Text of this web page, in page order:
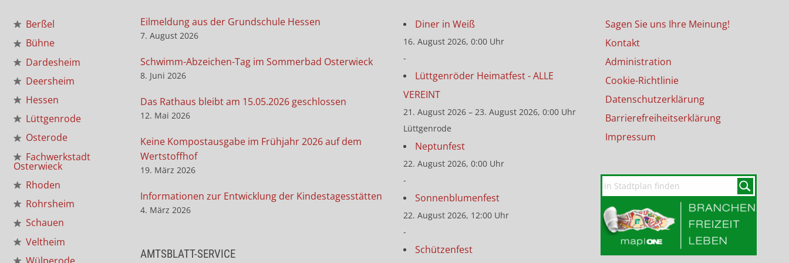
Berßel
Bühne
Dardesheim
Deersheim
Hessen
Lüttgenrode
Osterode
Fachwerkstadt
Osterwieck
Rhoden
Rohrsheim
Schauen
Veltheim
Eilmeldung aus der Grundschule Hessen
7. August 2026
Schwimm-Abzeichen-Tag im Sommerbad Osterwieck
8. Juni 2026
Das Rathaus bleibt am 15.05.2026 geschlossen
12. Mai 2026
Keine Kompostausgabe im Frühjahr 2026 auf dem
Wertstoffhof
19. März 2026
Informationen zur Entwicklung der Kindestagesstätten
4. März 2026
AMTSBLATT-SERVICE
Diner in Weiß
16. August 2026, 0:00 Uhr
-
Lüttgenröder Heimatfest - ALLE
VEREINT
21. August 2026 – 23. August 2026, 0:00 Uhr
Lüttgenrode
Neptunfest
22. August 2026, 0:00 Uhr
-
Sonnenblumenfest
22. August 2026, 12:00 Uhr
-
Schützenfest
Sagen Sie uns Ihre Meinung!
Kontakt
Administration
Cookie-Richtlinie
Datenschutzerklärung
Barrierefreiheitserklärung
Impressum